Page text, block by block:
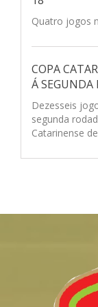
Quatro jogos
COPA
Á SEGUNDA
Dezesseis
segunda
Catarinense